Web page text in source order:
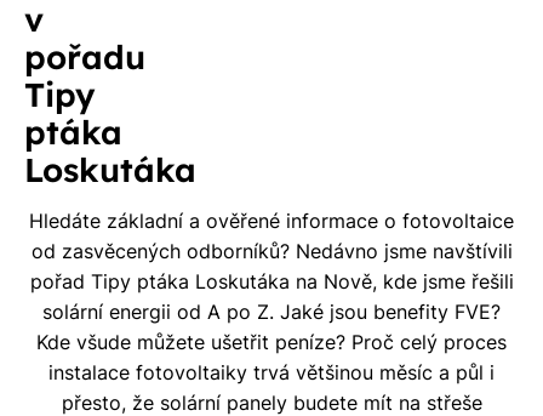
v
pořadu
Tipy
ptáka
Loskutáka
Hledáte základní a ověřené informace o fotovoltaice
od zasvěcených odborníků? Nedávno jsme navštívili
pořad Tipy ptáka Loskutáka na Nově, kde jsme řešili
solární energii od A po Z. Jaké jsou benefity FVE?
Kde všude můžete ušetřit peníze? Proč celý proces
instalace fotovoltaiky trvá většinou měsíc a půl i
přesto, že solární panely budete mít na střeše